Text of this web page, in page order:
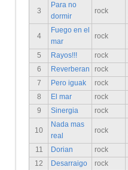
3
Para no
dormir
rock
4
Fuego en el
mar
rock
5 Rayos!!! rock
6
Reverberan rock
7
Pero iguak rock
8
El mar rock
9
Sinergia rock
10
Nada mas
real
rock
11 Dorian rock
12
Desarraigo rock